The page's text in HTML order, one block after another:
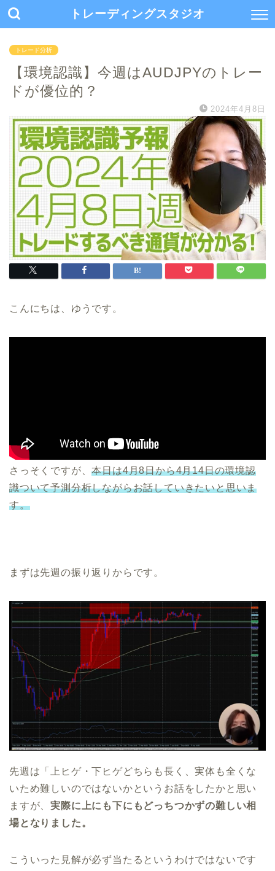
トレーディングスタジオ
トレード分析
【環境認識】今週はAUDJPYのトレー
ドが優位的？
2024年4月8日
こんにちは、ゆうです。
さっそくですが、本日は4月8日から4月14日の環境認
識ついて予測分析しながらお話していきたいと思いま
す。
まずは先週の振り返りからです。
先週は「上ヒゲ・下ヒゲどちらも長く、実体も全くな
いため難しいのではないかというお話をしたかと思い
ますが、実際に上にも下にもどっちつかずの難しい相
場となりました。
こういった見解が必ず当たるというわけではないです